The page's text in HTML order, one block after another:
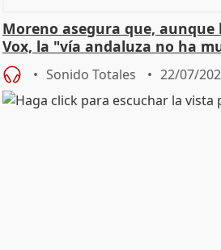
Moreno asegura que, aunque
Vox, la "vía andaluza no ha
"cambiar"
Sonido Totales 22/07/